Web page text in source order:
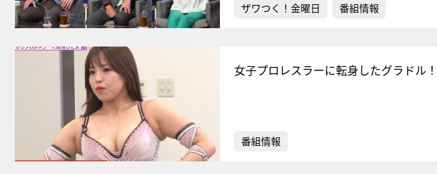
ザワつく！金曜日 番組情報
女子プロレスラーに転身したグラドル
番組情報